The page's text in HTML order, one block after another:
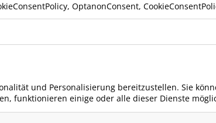
, OptanonConsent,
und Personalisierung bereitzustellen. Sie
funktionieren einige oder alle dieser Dienste